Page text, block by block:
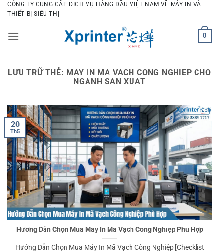
Bỏ
qua
dung
CÔNG TY CUNG CẤP DỊCH VỤ HÀNG ĐẦU VIỆT NAM VỀ MÁY IN VÀ
THIẾT BỊ SIÊU THỊ
0
LƯU TRỮ THẺ: MAY IN MA VACH CONG NGHIEP CHO
NGANH SAN XUAT
Hướng Dẫn Chọn Mua Máy In Mã Vạch Công Nghiệp Phù Hợp
Hướng Dẫn Chọn Mua Máy In Mã Vạch Công Nghiệp [Checklist
20
Th5